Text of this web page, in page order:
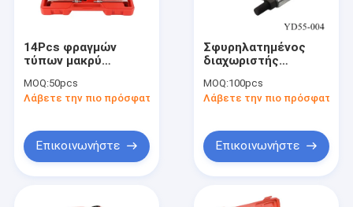
14Pcs φραγμών
τύπων μακρύ
εξολκέων πλημνών
ροδών φέρον
MOQ:50pcs
Λάβετε την πιο πρόσφατη τιμή
Επικοινωνήστε
Σφυρηλατημένος
διαχωριστής
φορτηγών 30mm
105mm βαρέων
MOQ:100pcs
Λάβετε την πιο πρόσφατη
Επικοινωνήστε